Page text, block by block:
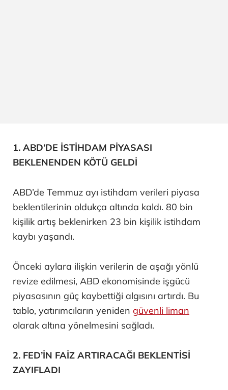
1. ABD’DE İSTİHDAM PİYASASI
BEKLENENDEN KÖTÜ GELDİ
ABD’de Temmuz ayı istihdam verileri piyasa
beklentilerinin oldukça altında kaldı. 80 bin
kişilik artış beklenirken 23 bin kişilik istihdam
kaybı yaşandı.
Önceki aylara ilişkin verilerin de aşağı yönlü
revize edilmesi, ABD ekonomisinde işgücü
piyasasının güç kaybettiği algısını artırdı. Bu
tablo, yatırımcıların yeniden güvenli liman
olarak altına yönelmesini sağladı.
2. FED’İN FAİZ ARTIRACAĞI BEKLENTİSİ
ZAYIFLADI